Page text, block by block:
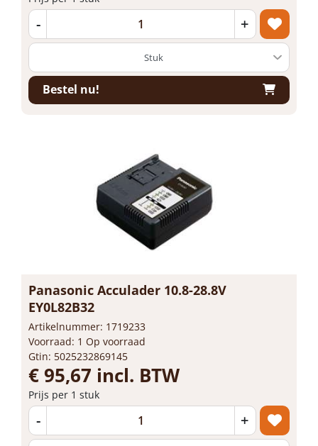
- +
Bestel nu!
Panasonic Acculader 10.8-28.8V
EY0L82B32
Artikelnummer: 1719233
Voorraad: 1 Op voorraad
Gtin: 5025232869145
€ 95,67 incl. BTW
Prijs per 1 stuk
- +